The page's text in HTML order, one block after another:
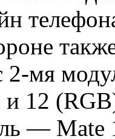
2-мя
12
— Mate